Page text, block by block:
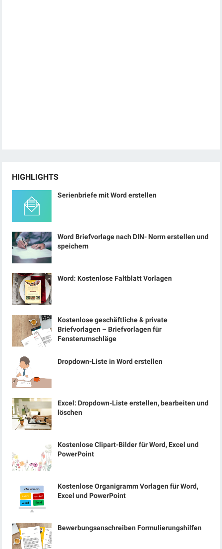
HIGHLIGHTS
Serienbriefe mit Word erstellen
Word Briefvorlage nach DIN- Norm erstellen und
speichern
Word: Kostenlose Faltblatt Vorlagen
Kostenlose geschäftliche & private
Briefvorlagen – Briefvorlagen für
Fensterumschläge
Dropdown-Liste in Word erstellen
Excel: Dropdown-Liste erstellen, bearbeiten und
löschen
Kostenlose Clipart-Bilder für Word, Excel und
PowerPoint
Kostenlose Organigramm Vorlagen für Word,
Excel und PowerPoint
Bewerbungsanschreiben Formulierungshilfen